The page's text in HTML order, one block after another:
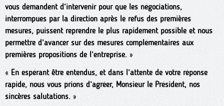
vous demandent d’intervenir pour que les négociations,
interrompues par la direction après le refus des premières
mesures, puissent reprendre le plus rapidement possible et nous
permettre d’avancer sur des mesures complémentaires aux
premières propositions de l’entreprise. »
« En espérant être entendus, et dans l’attente de votre réponse
rapide, nous vous prions d’agréer, Monsieur le Président, nos
sincères salutations. »